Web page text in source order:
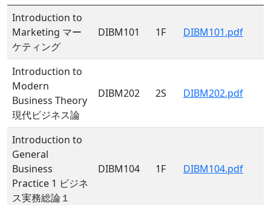
Introduction to
Marketing マー
ケティング
DIBM101 1F DIBM101.pdf
Introduction to
Modern
Business Theory
現代ビジネス論
DIBM202 2S DIBM202.pdf
Introduction to
General
Business
Practice 1 ビジネ
ス実務総論１
DIBM104 1F DIBM104.pdf